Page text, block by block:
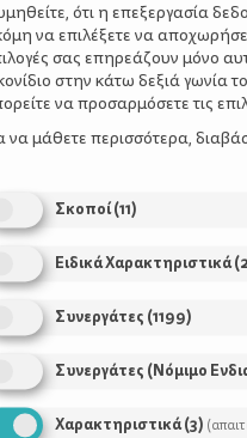
με το μωρό σας -
ότι η επεξεργασία
να επιλέξετε να
σας επηρεάζουν μόνο
στην κάτω δεξιά
να προσαρμόσετε τις
να μάθετε περισσότερα,
Σκοποί(11)
Ειδικά Χαρακτηριστικά(2
Συνεργάτες (1199)
Συνεργάτες (Νόμιμο
Χαρακτηριστικά(3)